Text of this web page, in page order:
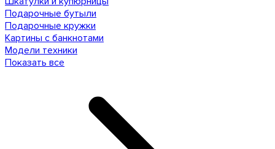
Подарочные бутыли
Подарочные кружки
Картины с банкнотами
Модели техники
Показать все